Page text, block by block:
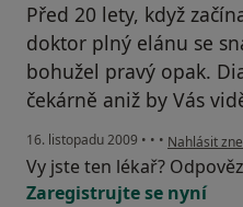
Před 20 lety, když
doktor plný elánu se
bohužel pravý opak.
čekárně aniž by Vás
16. listopadu 2009 • • • podle
Nahlásit
Vy jste ten lékař?
Zaregistrujte se nyní